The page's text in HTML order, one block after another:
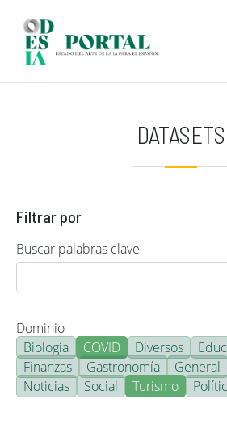
DATASETS
Filtrar por
Buscar palabras clave
Dominio
Biología
COVID Diversos
Finanzas
Gastronomía General
Noticias
Social Turismo